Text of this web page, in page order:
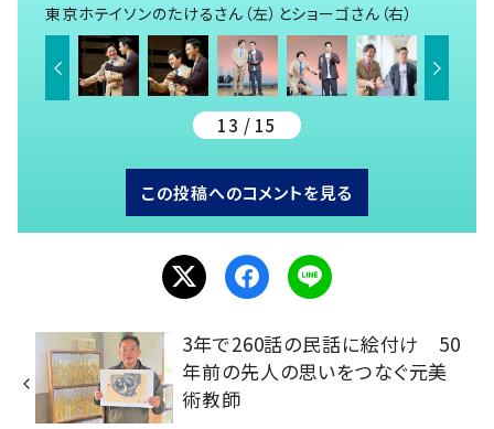
東京ホテイソンのたけるさん（左）とショーゴさん（右）
13 / 15
この投稿へのコメントを見る
3年で260話の民話に絵付け 50
年前の先人の思いをつなぐ元美
術教師